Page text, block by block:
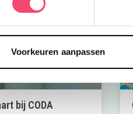
Voorkeuren aanpassen
bij CODA